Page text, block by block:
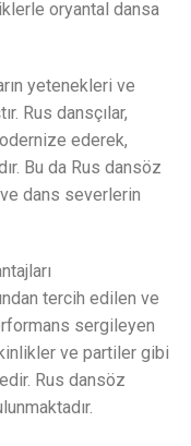
oryantal dansa
yetenekleri ve
Rus dansçılar,
ederek,
Bu da Rus dansöz
dans severlerin
tercih edilen ve
sergileyen
ve partiler gibi
Rus dansöz